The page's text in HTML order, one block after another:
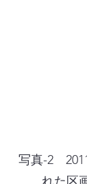
写真-2